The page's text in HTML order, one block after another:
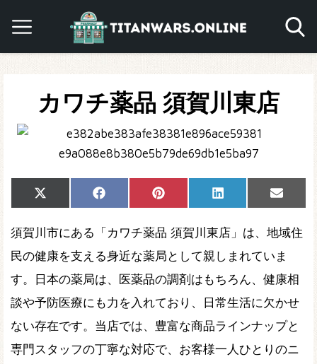
カワチ薬品 須賀川東店
Share
on
X
(Twitter)
Share
on
Facebook Share
on
Pinterest Share
on
LinkedIn
Share
on
Email
須賀川市にある「カワチ薬品 須賀川東店」は、地域住
民の健康を支える身近な薬局として親しまれていま
す。日本の薬局は、医薬品の調剤はもちろん、健康相
談や予防医療にも力を入れており、日常生活に欠かせ
ない存在です。当店では、豊富な商品ラインナップと
専門スタッフの丁寧な対応で、お客様一人ひとりのニ